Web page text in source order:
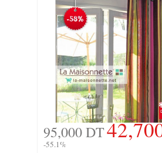
95,000 DT
-55.1%